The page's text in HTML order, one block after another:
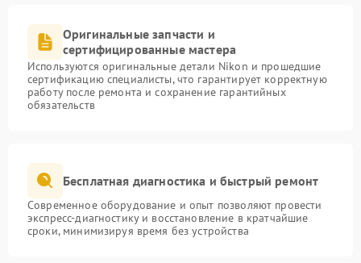
Оригинальные запчасти и
сертифицированные мастера
Используются оригинальные детали Nikon и прошедшие
сертификацию специалисты, что гарантирует корректную
работу после ремонта и сохранение гарантийных
обязательств
Бесплатная диагностика и быстрый ремонт
Современное оборудование и опыт позволяют провести
экспресс-диагностику и восстановление в кратчайшие
сроки, минимизируя время без устройства